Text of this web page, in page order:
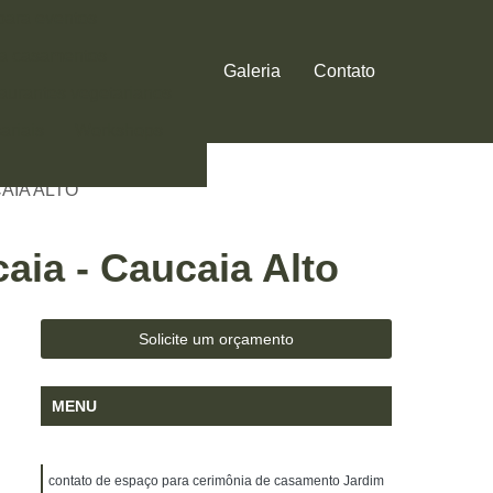
Galeria Contato
ALTO
- Caucaia Alto
Solicite um orçamento
MENU
contato de espaço para cerimônia de casamento Jardim